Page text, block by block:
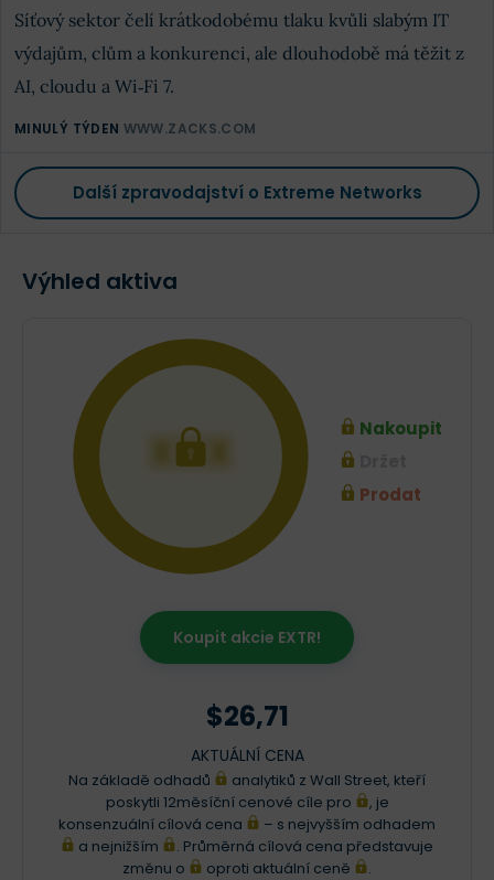
Síťový sektor čelí krátkodobému tlaku kvůli slabým IT
výdajům, clům a konkurenci, ale dlouhodobě má těžit z
AI, cloudu a Wi‑Fi 7.
MINULÝ TÝDEN WWW.ZACKS.COM
Další zpravodajství o Extreme Networks
Výhled aktiva
XXX
Nakoupit
Prodat
Koupit akcie EXTR!
$26,71
AKTUÁLNÍ CENA
Na základě odhadů
analytiků z Wall Street, kteří
poskytli 12měsíční cenové cíle pro
, je
konsenzuální cílová cena
– s nejvyšším odhadem
a nejnižším
. Průměrná cílová cena představuje
změnu o
oproti aktuální ceně .